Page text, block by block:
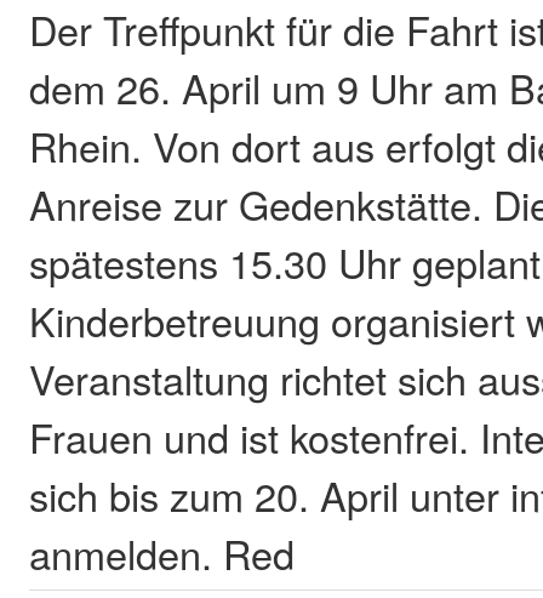
Der Treffpunkt für die Fahrt
dem 26. April um 9 Uhr am
Rhein. Von dort aus erfolgt
Anreise zur Gedenkstätte.
spätestens 15.30 Uhr
Kinderbetreuung organisiert
Veranstaltung richtet sich
Frauen und ist kostenfrei.
sich bis zum 20. April unter
anmelden. Red